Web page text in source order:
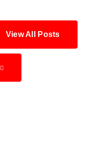
View All Posts